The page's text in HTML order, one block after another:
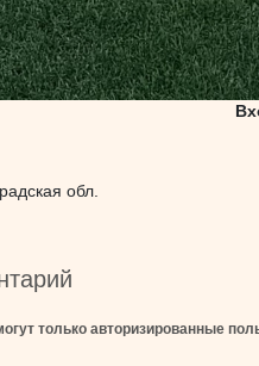
обл.
только авторизированные